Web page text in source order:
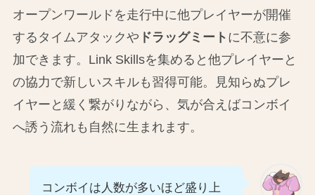
オープンワールドを走行中に他プレイヤーが開催
するタイムアタックや ドラッグミート に不意に参
加できます。Link Skillsを集めると他プレイヤーと
の協力で新しいスキルも習得可能。見知らぬプレ
イヤーと緩く繋がりながら、気が合えばコンボイ
へ誘う流れも自然に生まれます。
コンボイは人数が多いほど盛り上